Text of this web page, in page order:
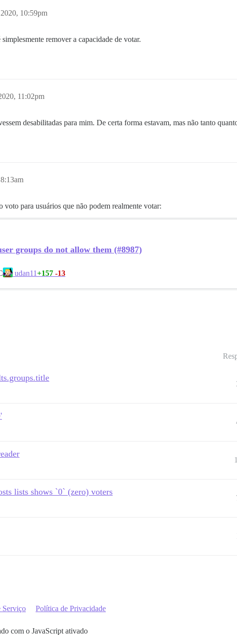
10:59pm
remover a capacidade de votar.
11:02pm
desabilitadas para mim. De certa forma estavam, mas não tanto
para usuários que não podem realmente votar:
groups do not allow them (#8987)
udan11+157 -13
lists shows `0` (zero) voters
Serviço Política de Privacidade
com o JavaScript ativado